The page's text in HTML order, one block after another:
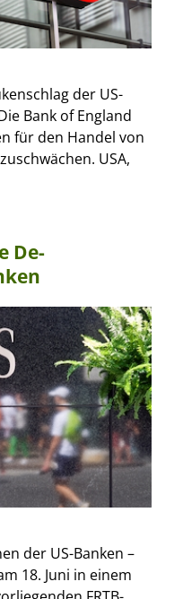
der US-
Bank of England
für den Handel von
USA,
De-
der US-Banken –
18. Juni in einem